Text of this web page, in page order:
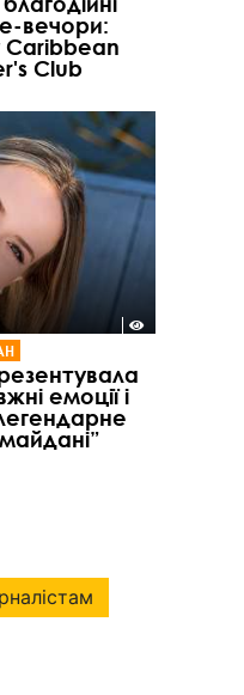
вечори:
Caribbean
Club
емоції і